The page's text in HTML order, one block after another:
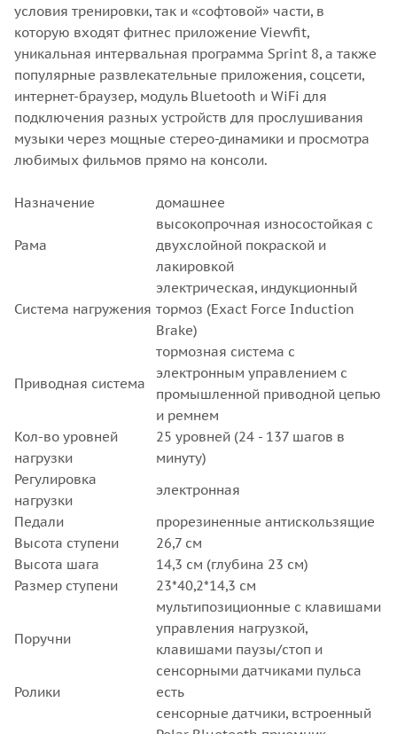
условия тренировки, так и «софтовой» части, в
которую входят фитнес приложение Viewfit,
уникальная интервальная программа Sprint 8, а также
популярные развлекательные приложения, соцсети,
интернет-браузер, модуль Bluetooth и WiFi для
подключения разных устройств для прослушивания
музыки через мощные стерео-динамики и просмотра
любимых фильмов прямо на консоли.
Назначение домашнее
Рама
высокопрочная износостойкая с
двухслойной покраской и
лакировкой
Система нагружения
электрическая, индукционный
тормоз (Exact Force Induction
Brake)
Приводная система
тормозная система с
электронным управлением с
промышленной приводной цепью
и ремнем
Кол-во уровней
нагрузки
25 уровней (24 - 137 шагов в
минуту)
Регулировка
нагрузки
электронная
Педали
прорезиненные антискользящие
Высота ступени
26,7 см
Высота шага
14,3 см (глубина 23 см)
Размер ступени
23*40,2*14,3 см
Поручни
мультипозиционные с клавишами
управления нагрузкой,
клавишами паузы/стоп и
сенсорными датчиками пульса
Ролики
есть
сенсорные датчики, встроенный